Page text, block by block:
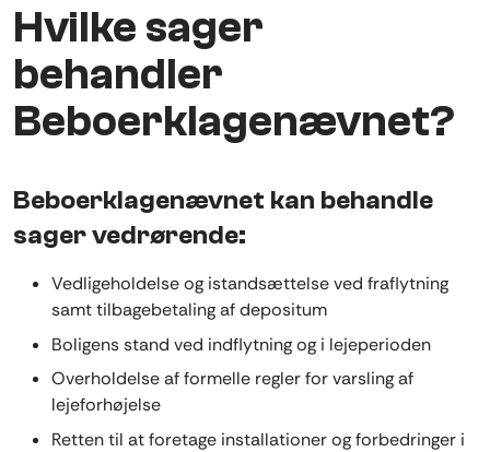
Hvilke sager
behandler
Beboerklagenævnet?
Beboerklagenævnet kan behandle
sager vedrørende:
Vedligeholdelse og istandsættelse ved fraflytning
samt tilbagebetaling af depositum
Boligens stand ved indflytning og i lejeperioden
Overholdelse af formelle regler for varsling af
lejeforhøjelse
Retten til at foretage installationer og forbedringer i